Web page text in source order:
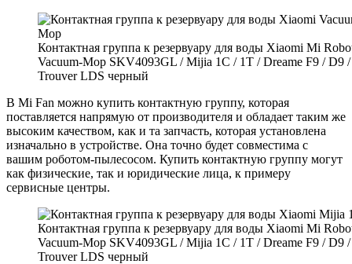
Контактная группа к резервуару для воды Xiaomi Mi
Vacuum-Mop SKV4093GL / Mijia 1C / 1T / Dreame F9 / D9 /
Trouver LDS черный
В Mi Fan можно купить контактную группу, которая
поставляется напрямую от производителя и обладает таким же
высоким качеством, как и та запчасть, которая установлена
изначально в устройстве. Она точно будет совместима с
вашим роботом-пылесосом. Купить контактную группу могут
как физические, так и юридические лица, к примеру
сервисные центры.
Контактная группа к резервуару для воды Xiaomi Mi
Vacuum-Mop SKV4093GL / Mijia 1C / 1T / Dreame F9 / D9 /
Trouver LDS черный